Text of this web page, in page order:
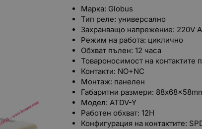
Марка: Globus
Тип реле: универсално
Захранващо напрежение: 220V
Режим на работа: циклично
Обхват пълен: 12 часа
Товароносимост на контактите
Контакти: NO+NC
Монтаж: панелен
Габаритни размери:
Модел: ATDV-Y
Работен обхват: 12H
Конфигурация на контактите: